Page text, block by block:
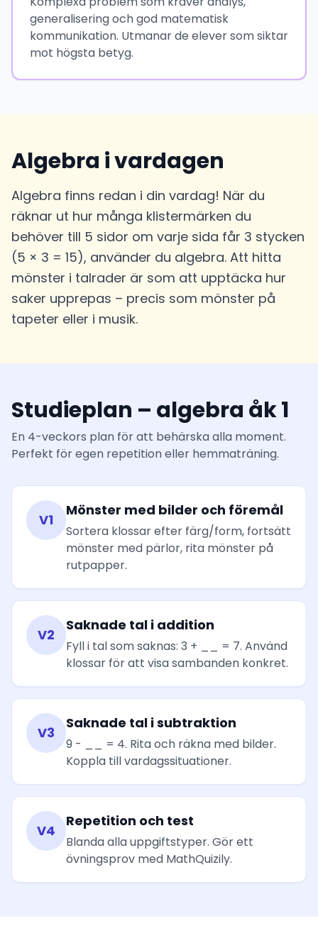
generalisering och god matematisk
kommunikation. Utmanar de elever som siktar
mot högsta betyg.
Algebra i vardagen
Algebra finns redan i din vardag! När du
räknar ut hur många klistermärken du
behöver till 5 sidor om varje sida får 3 stycken
(5 × 3 = 15), använder du algebra. Att hitta
mönster i talrader är som att upptäcka hur
saker upprepas – precis som mönster på
tapeter eller i musik.
Studieplan – algebra åk 1
En 4-veckors plan för att behärska alla moment.
Perfekt för egen repetition eller hemmaträning.
V1
Mönster med bilder och föremål
Sortera klossar efter färg/form, fortsätt
mönster med pärlor, rita mönster på
rutpapper.
V2
Saknade tal i addition
Fyll i tal som saknas: 3 + __ = 7. Använd
klossar för att visa sambanden konkret.
V3
Saknade tal i subtraktion
9 - __ = 4. Rita och räkna med bilder.
Koppla till vardagssituationer.
V4
Repetition och test
Blanda alla uppgiftstyper. Gör ett
övningsprov med MathQuizily.